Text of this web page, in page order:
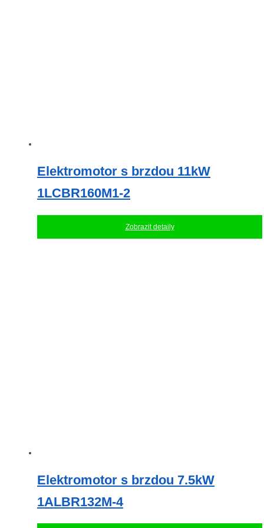
Elektromotor s brzdou 11kW
1LCBR160M1-2
Zobrazit detaily
Elektromotor s brzdou 7.5kW
1ALBR132M-4